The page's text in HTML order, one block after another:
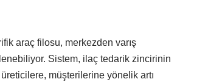
araç filosu, merkezden varış
Sistem, ilaç tedarik zincirinin
müşterilerine yönelik artı